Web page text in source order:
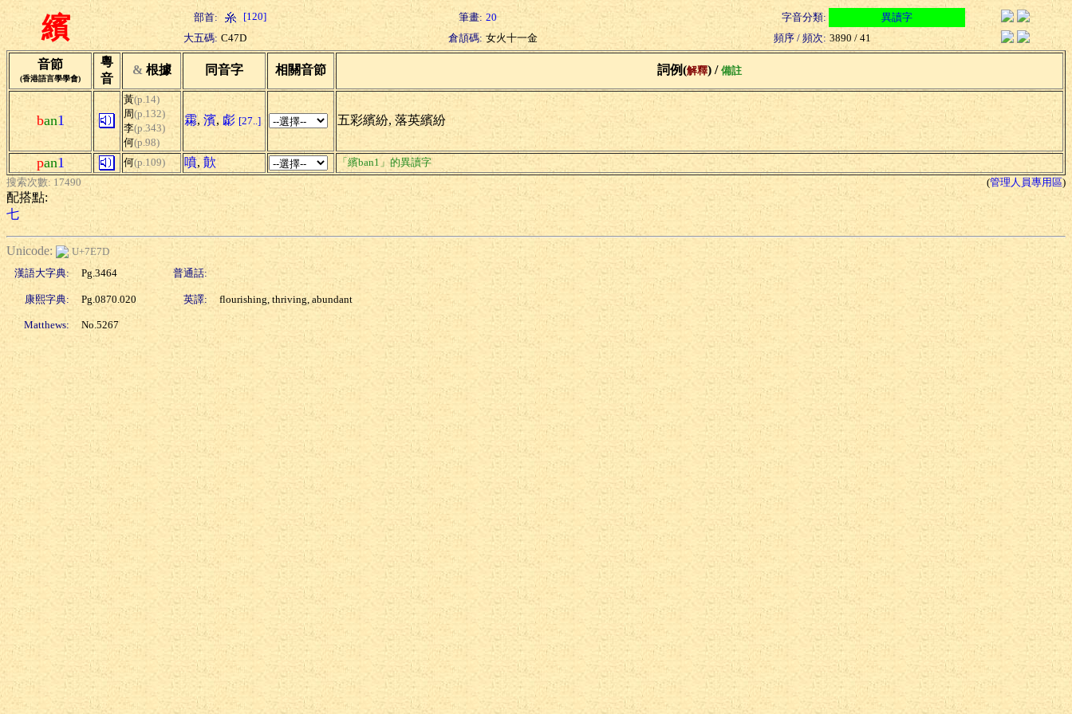
繽 部首: [120] 筆畫: 20 字音分類:
異讀字
大五碼: C47D 倉頡碼: 女火十一金 頻序 / 頻次: 3890 / 41
音節
(香港語言學學會)
粵
音
& 根據 同音字 相關音節 詞例(解釋) / 備註
ban1
黃(p.14)
周(p.132)
李(p.343)
何(p.98)
霦, 濱, 虨 [27..] 五彩繽紛, 落英繽紛
pan1 何(p.109) 噴, 歕
「繽ban1」的異讀字
搜索次數: 17490
(管理人員專用區)
配搭點:
七
Unicode:
U+7E7D
漢語大字典:
Pg.3464 普通話:
康熙字典: Pg.0870.020 英譯: flourishing, thriving, abundant
Matthews: No.5267